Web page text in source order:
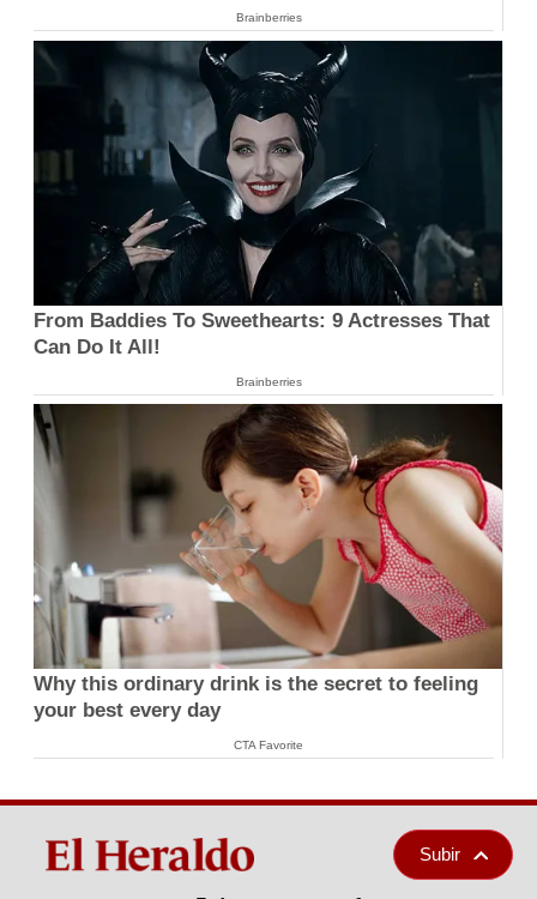
Brainberries
From Baddies To Sweethearts: 9 Actresses That
Can Do It All!
Brainberries
Why this ordinary drink is the secret to feeling
your best every day
CTA Favorite
Subir